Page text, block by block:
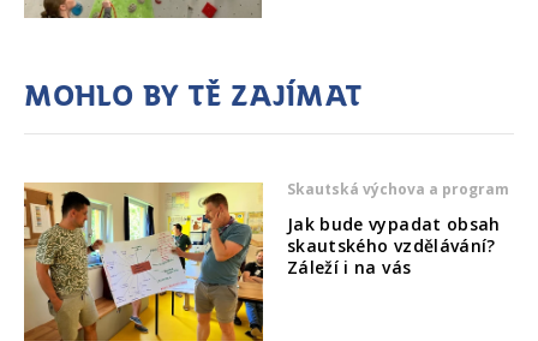
Mohlo by tě zajímat
Skautská výchova a program
Jak bude vypadat obsah
skautského vzdělávání?
Záleží i na vás